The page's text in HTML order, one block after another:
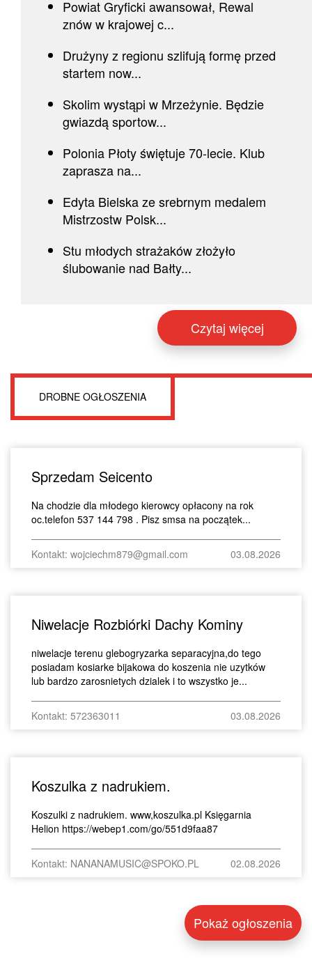
Powiat Gryficki awansował, Rewal
znów w krajowej c...
Drużyny z regionu szlifują formę przed
startem now...
Skolim wystąpi w Mrzeżynie. Będzie
gwiazdą sportow...
Polonia Płoty świętuje 70-lecie. Klub
zaprasza na...
Edyta Bielska ze srebrnym medalem
Mistrzostw Polsk...
Stu młodych strażaków złożyło
ślubowanie nad Bałty...
Czytaj więcej
DROBNE OGŁOSZENIA
Sprzedam Seicento
Na chodzie dla młodego kierowcy opłacony na rok
oc.telefon 537 144 798 . Pisz smsa na początek...
Kontakt: wojciechm879@gmail.com 03.08.2026
Niwelacje Rozbiórki Dachy Kominy
niwelacje terenu glebogryzarka separacyjna,do tego
posiadam kosiarke bijakowa do koszenia nie uzytków
lub bardzo zarosnietych dzialek i to wszystko je...
Kontakt: 572363011 03.08.2026
Koszulka z nadrukiem.
Koszulki z nadrukiem. www,koszulka.pl Księgarnia
Helion https://webep1.com/go/551d9faa87
Kontakt: NANANAMUSIC@SPOKO.PL 02.08.2026
Pokaż ogłoszenia